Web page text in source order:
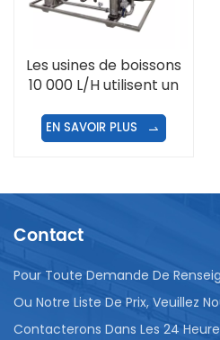
Les usines de boissons
10 000 L/H utilisent un
traitement de l'eau RO
EN SAVOIR PLUS
Contact
Pour Toute Demande De
Ou Notre Liste De Prix, Veuillez
Contacterons Dans Les 24